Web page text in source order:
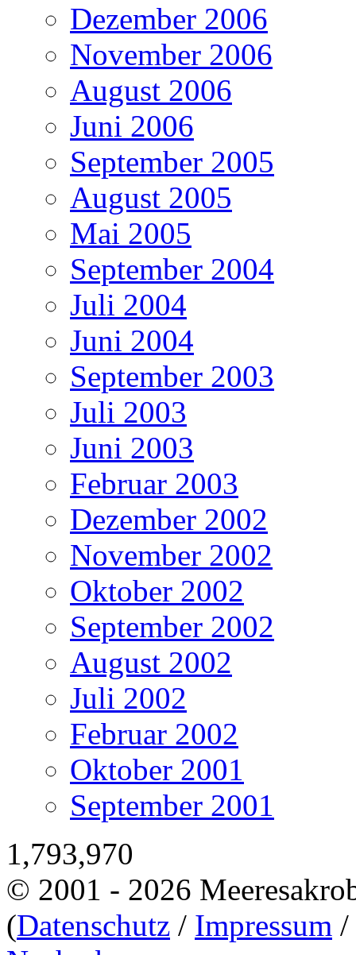
Dezember 2006
November 2006
August 2006
Juni 2006
September 2005
August 2005
Mai 2005
September 2004
Juli 2004
Juni 2004
September 2003
Juli 2003
Juni 2003
Februar 2003
Dezember 2002
November 2002
Oktober 2002
September 2002
August 2002
Juli 2002
Februar 2002
Oktober 2001
September 2001
1,793,970
© 2001 - 2026
(Datenschutz / Impressum /